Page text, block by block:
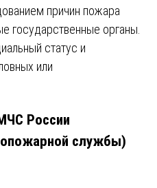
причин пожара
государственные органы.
статус и
или
России
службы)